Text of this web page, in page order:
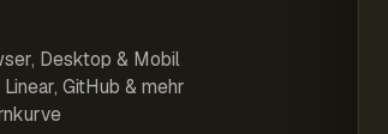
Desktop & Mobil
GitHub & mehr